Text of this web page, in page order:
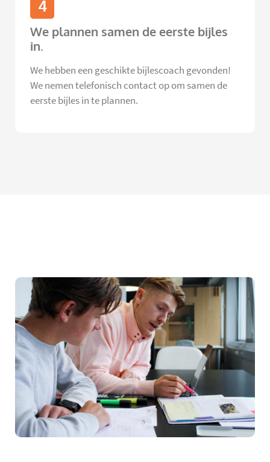
4
We plannen samen de eerste bijles
in.
We hebben een geschikte bijlescoach gevonden!
We nemen telefonisch contact op om samen de
eerste bijles in te plannen.